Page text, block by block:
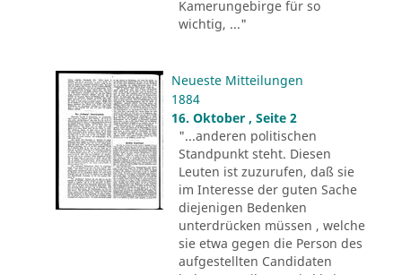
Kamerungebirge für so
wichtig, ..."
Neueste Mitteilungen
1884
16. Oktober , Seite 2
"...anderen politischen
Standpunkt steht. Diesen
Leuten ist zuzurufen, daß sie
im Interesse der guten Sache
diejenigen Bedenken
unterdrücken müssen , welche
sie etwa gegen die Person des
aufgestellten Candidaten